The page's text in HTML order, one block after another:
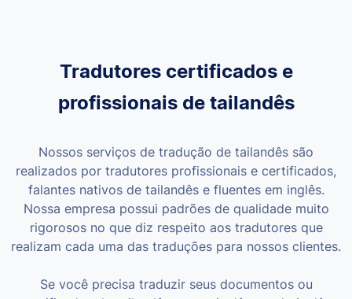
Tradutores certificados e
profissionais de tailandês
Nossos serviços de tradução de tailandês são
realizados por tradutores profissionais e certificados,
falantes nativos de tailandês e fluentes em inglês.
Nossa empresa possui padrões de qualidade muito
rigorosos no que diz respeito aos tradutores que
realizam cada uma das traduções para nossos clientes.
Se você precisa traduzir seus documentos ou